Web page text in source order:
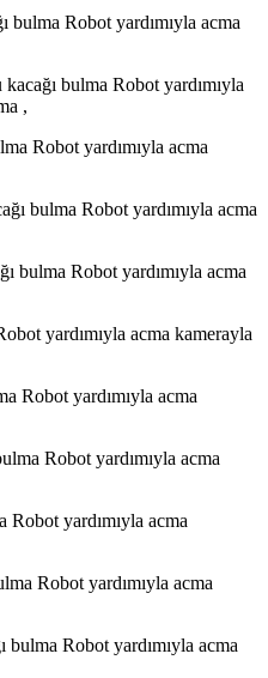
Robot yardımıyla acma
bulma Robot yardımıyla
,
Robot yardımıyla acma
bulma Robot yardımıyla acma
bulma Robot yardımıyla acma
yardımıyla acma kamerayla
Robot yardımıyla acma
Robot yardımıyla acma
Robot yardımıyla acma
Robot yardımıyla acma
Robot yardımıyla acma